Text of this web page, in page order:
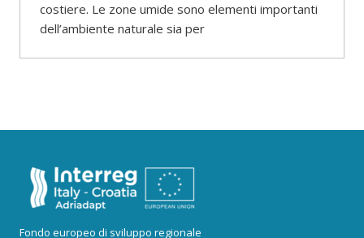
costiere. Le zone umide sono elementi importanti
dell’ambiente naturale sia per
Fondo europeo di sviluppo regionale